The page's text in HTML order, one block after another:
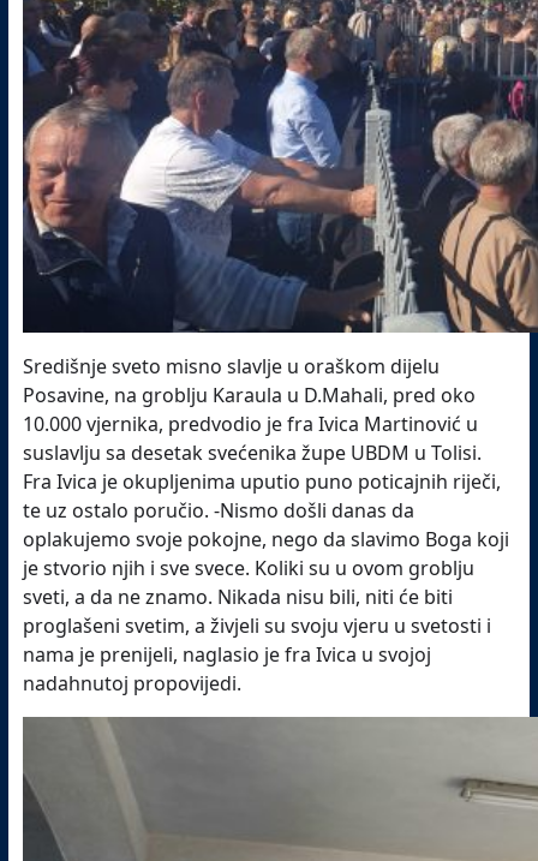
Središnje sveto misno slavlje u oraškom dijelu
Posavine, na groblju Karaula u D.Mahali, pred oko
10.000 vjernika, predvodio je fra Ivica Martinović u
suslavlju sa desetak svećenika župe UBDM u Tolisi.
Fra Ivica je okupljenima uputio puno poticajnih riječi,
te uz ostalo poručio. -Nismo došli danas da
oplakujemo svoje pokojne, nego da slavimo Boga koji
je stvorio njih i sve svece. Koliki su u ovom groblju
sveti, a da ne znamo. Nikada nisu bili, niti će biti
proglašeni svetim, a živjeli su svoju vjeru u svetosti i
nama je prenijeli, naglasio je fra Ivica u svojoj
nadahnutoj propovijedi.